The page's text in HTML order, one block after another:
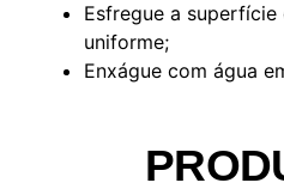
Esfregue a
uniforme;
Enxágue com água